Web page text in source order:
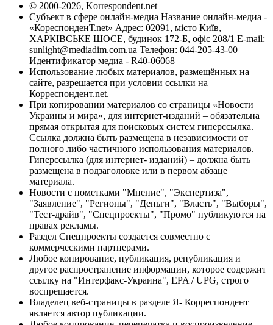
© 2000-2026, Korrespondent.net
Субъект в сфере онлайн-медиа Название онлайн-медиа -
«КореспонденТ.net» Адрес: 02091, місто Київ,
ХАРКІВСЬКЕ ШОСЕ, будинок 172-Б, офіс 208/1 E-mail:
sunlight@mediadim.com.ua Телефон: 044-205-43-00
Идентификатор медиа - R40-06068
Использование любых материалов, размещённых на
сайте, разрешается при условии ссылки на
Корреспондент.net.
При копировании материалов со страницы «Новости
Украины и мира», для интернет-изданий – обязательна
прямая открытая для поисковых систем гиперссылка.
Ссылка должна быть размещена в независимости от
полного либо частичного использования материалов.
Гиперссылка (для интернет- изданий) – должна быть
размещена в подзаголовке или в первом абзаце
материала.
Новости с пометками "Мнение", "Экспертиза",
"Заявление", "Регионы", "Деньги", "Власть", "Выборы",
"Тест-драйв", "Спецпроекты", "Промо" публикуются на
правах рекламы.
Раздел Спецпроекты создается совместно с
коммерческими партнерами.
Любое копирование, публикация, републикация и
другое распространение информации, которое содержит
ссылку на "Интерфакс-Украина", EPA / UPG, строго
воспрещается.
Владелец веб-страницы в разделе Я- Корреспондент
является автор публикации.